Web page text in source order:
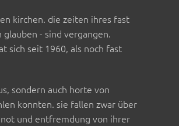
kirchen. die zeiten ihres fast
- sind vergangen.
sich seit 1960, als noch fast
sondern auch horte von
konnten. sie fallen zwar über
und entfremdung von ihrer